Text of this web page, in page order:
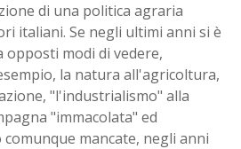
di una politica agraria
italiani. Se negli ultimi anni si è
modi di vedere,
la natura all'agricoltura,
"l'industrialismo" alla
"immacolata" ed
mancate, negli anni